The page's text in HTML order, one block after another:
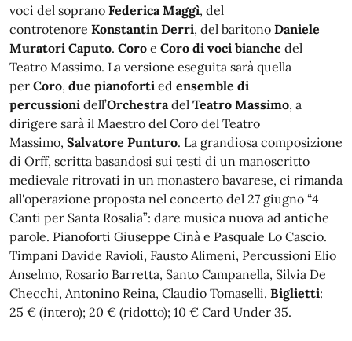
voci del soprano Federica Maggì, del
controtenore Konstantin Derri, del baritono Daniele
Muratori Caputo. Coro e Coro di voci bianche del
Teatro Massimo. La versione eseguita sarà quella
per Coro, due pianoforti ed ensemble di
percussioni dell’Orchestradel Teatro Massimo, a
dirigere sarà il Maestro del Coro del Teatro
Massimo, Salvatore Punturo. La grandiosa composizione
di Orff, scritta basandosi sui testi di un manoscritto
medievale ritrovati in un monastero bavarese, ci rimanda
all'operazione proposta nel concerto del 27 giugno “4
Canti per Santa Rosalia”: dare musica nuova ad antiche
parole. Pianoforti Giuseppe Cinà e Pasquale Lo Cascio.
Timpani Davide Ravioli, Fausto Alimeni, Percussioni Elio
Anselmo, Rosario Barretta, Santo Campanella, Silvia De
Checchi, Antonino Reina, Claudio Tomaselli. Biglietti:
25 € (intero); 20 € (ridotto); 10 € Card Under 35.